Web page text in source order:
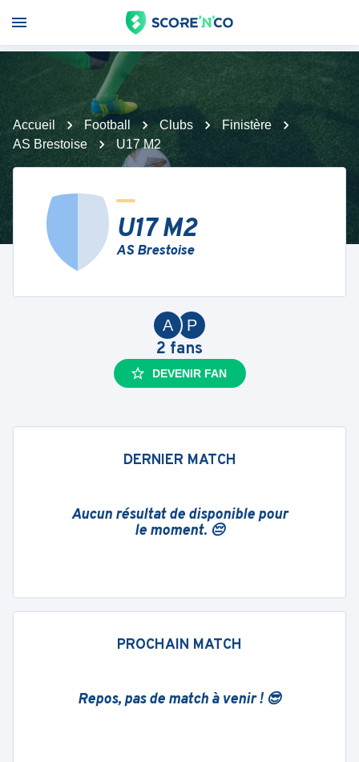
Accueil Football Clubs
Finistère
AS Brestoise
U17 M2
U17 M2
AS Brestoise
P
A
2 fans
DEVENIR FAN
DERNIER MATCH
Aucun résultat de disponible pour
le moment. 😔
PROCHAIN MATCH
Repos, pas de match à venir ! 😎